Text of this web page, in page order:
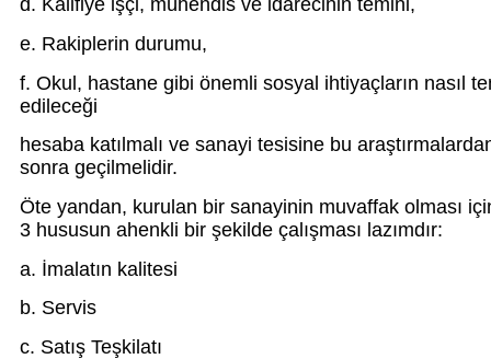
d. Kalifiye işçi, mühendis ve idarecinin temini,
e. Rakiplerin durumu,
f. Okul, hastane gibi önemli sosyal ihtiyaçların nasıl
edileceği
hesaba katılmalı ve sanayi tesisine bu
sonra geçilmelidir.
Öte yandan, kurulan bir sanayinin muvaffak olması
3 hususun ahenkli bir şekilde çalışması lazımdır:
a. İmalatın kalitesi
b. Servis
c. Satış Teşkilatı